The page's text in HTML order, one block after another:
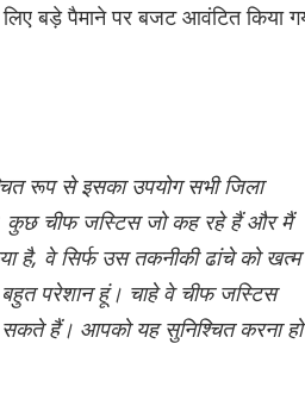
बड़े पैमाने पर बजट आवंटित किया
रूप से इसका उपयोग सभी जिला
कुछ चीफ जस्टिस जो कह रहे हैं और मैं
है, वे सिर्फ उस तकनीकी ढांचे को खत्म
परेशान हूं। चाहे वे चीफ जस्टिस
हैं। आपको यह सुनिश्चित करना